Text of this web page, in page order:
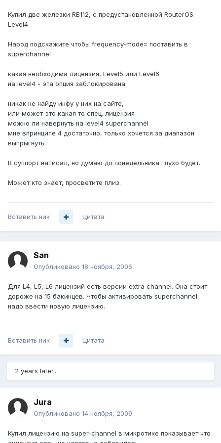
Купил две железки RB112, с предустановленной RouterOS
Level4
Народ подскажите чтобы frequency-mode= поставить в
superchannel
какая необходима лицензия, Level5 или Level6
на level4 - эта опция заблокирована
никак не найду инфу у них на сайте,
или может это какая то спец. лицензия
можно ли навернуть на level4 superchannel
мне впринципе 4 достаточно, только хочется за диапазон
выпрыгнуть.
В суппорт написал, но думаю до понедельника глухо будет.
Может кто знает, просветите плиз.
Вставить ник Цитата
San
Опубликовано 18 ноября, 2006
Для L4, L5, L6 лицензий есть версии extra channel. Она стоит
дороже на 15 бакинцев. Чтобы активировать superchannel
надо ввести новую лицензию.
Вставить ник Цитата
2 years later...
Jura
Опубликовано 14 ноября, 2009
Купил лицензию на super-channel в микротике показывает что